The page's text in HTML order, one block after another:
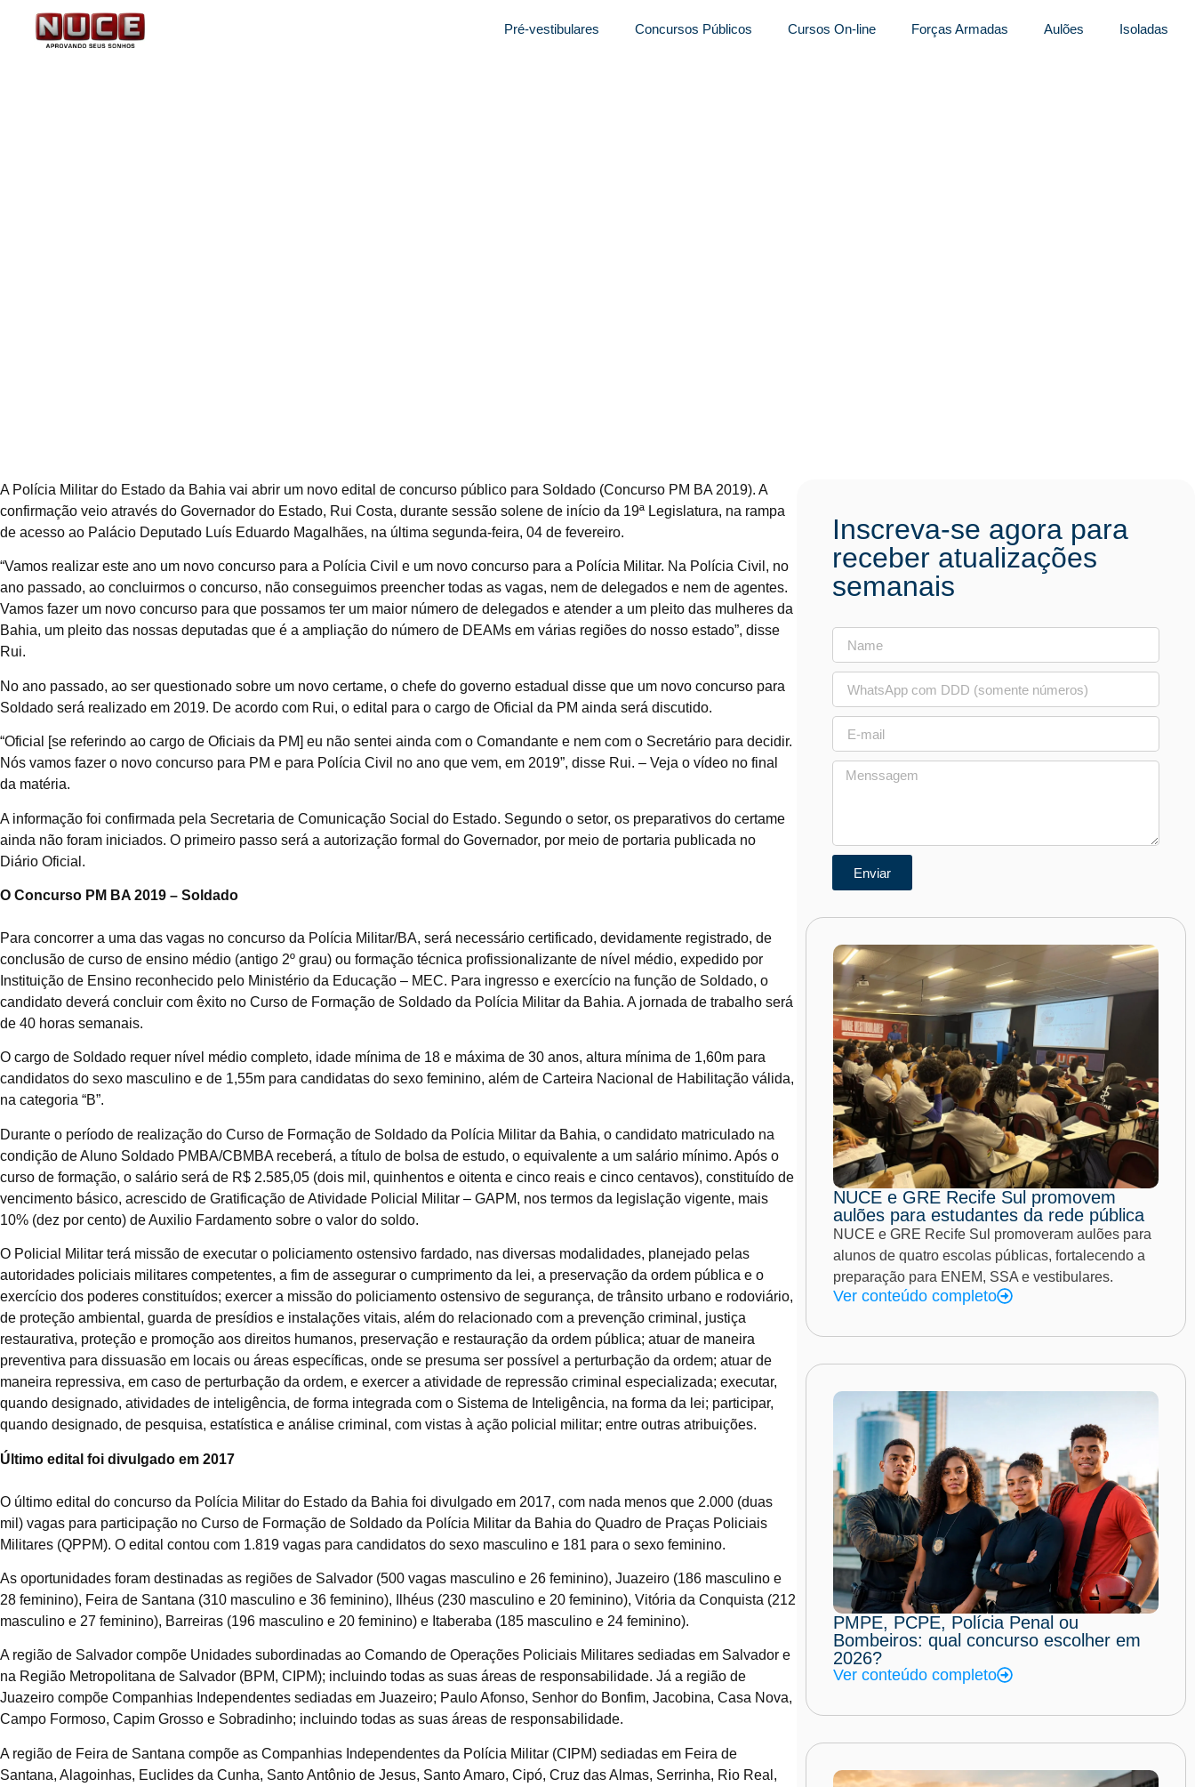
Pré-vestibulares Concursos Públicos Cursos On-line Forças Armadas Aulões Isoladas
A Polícia Militar do Estado da Bahia vai abrir um novo edital de concurso público para Soldado (Concurso PM BA 2019). A
confirmação veio através do Governador do Estado, Rui Costa, durante sessão solene de início da 19ª Legislatura, na rampa
de acesso ao Palácio Deputado Luís Eduardo Magalhães, na última segunda-feira, 04 de fevereiro.
“Vamos realizar este ano um novo concurso para a Polícia Civil e um novo concurso para a Polícia Militar. Na Polícia Civil, no
ano passado, ao concluirmos o concurso, não conseguimos preencher todas as vagas, nem de delegados e nem de agentes.
Vamos fazer um novo concurso para que possamos ter um maior número de delegados e atender a um pleito das mulheres da
Bahia, um pleito das nossas deputadas que é a ampliação do número de DEAMs em várias regiões do nosso estado”, disse
Rui.
No ano passado, ao ser questionado sobre um novo certame, o chefe do governo estadual disse que um novo concurso para
Soldado será realizado em 2019. De acordo com Rui, o edital para o cargo de Oficial da PM ainda será discutido.
“Oficial [se referindo ao cargo de Oficiais da PM] eu não sentei ainda com o Comandante e nem com o Secretário para decidir.
Nós vamos fazer o novo concurso para PM e para Polícia Civil no ano que vem, em 2019”, disse Rui. – Veja o vídeo no final
da matéria.
A informação foi confirmada pela Secretaria de Comunicação Social do Estado. Segundo o setor, os preparativos do certame
ainda não foram iniciados. O primeiro passo será a autorização formal do Governador, por meio de portaria publicada no
Diário Oficial.
O Concurso PM BA 2019 – Soldado
Para concorrer a uma das vagas no concurso da Polícia Militar/BA, será necessário certificado, devidamente registrado, de
conclusão de curso de ensino médio (antigo 2º grau) ou formação técnica profissionalizante de nível médio, expedido por
Instituição de Ensino reconhecido pelo Ministério da Educação – MEC. Para ingresso e exercício na função de Soldado, o
candidato deverá concluir com êxito no Curso de Formação de Soldado da Polícia Militar da Bahia. A jornada de trabalho será
de 40 horas semanais.
O cargo de Soldado requer nível médio completo, idade mínima de 18 e máxima de 30 anos, altura mínima de 1,60m para
candidatos do sexo masculino e de 1,55m para candidatas do sexo feminino, além de Carteira Nacional de Habilitação válida,
na categoria “B”.
Durante o período de realização do Curso de Formação de Soldado da Polícia Militar da Bahia, o candidato matriculado na
condição de Aluno Soldado PMBA/CBMBA receberá, a título de bolsa de estudo, o equivalente a um salário mínimo. Após o
curso de formação, o salário será de R$ 2.585,05 (dois mil, quinhentos e oitenta e cinco reais e cinco centavos), constituído de
vencimento básico, acrescido de Gratificação de Atividade Policial Militar – GAPM, nos termos da legislação vigente, mais
10% (dez por cento) de Auxilio Fardamento sobre o valor do soldo.
O Policial Militar terá missão de executar o policiamento ostensivo fardado, nas diversas modalidades, planejado pelas
autoridades policiais militares competentes, a fim de assegurar o cumprimento da lei, a preservação da ordem pública e o
exercício dos poderes constituídos; exercer a missão do policiamento ostensivo de segurança, de trânsito urbano e rodoviário,
de proteção ambiental, guarda de presídios e instalações vitais, além do relacionado com a prevenção criminal, justiça
restaurativa, proteção e promoção aos direitos humanos, preservação e restauração da ordem pública; atuar de maneira
preventiva para dissuasão em locais ou áreas específicas, onde se presuma ser possível a perturbação da ordem; atuar de
maneira repressiva, em caso de perturbação da ordem, e exercer a atividade de repressão criminal especializada; executar,
quando designado, atividades de inteligência, de forma integrada com o Sistema de Inteligência, na forma da lei; participar,
quando designado, de pesquisa, estatística e análise criminal, com vistas à ação policial militar; entre outras atribuições.
Último edital foi divulgado em 2017
O último edital do concurso da Polícia Militar do Estado da Bahia foi divulgado em 2017, com nada menos que 2.000 (duas
mil) vagas para participação no Curso de Formação de Soldado da Polícia Militar da Bahia do Quadro de Praças Policiais
Militares (QPPM). O edital contou com 1.819 vagas para candidatos do sexo masculino e 181 para o sexo feminino.
As oportunidades foram destinadas as regiões de Salvador (500 vagas masculino e 26 feminino), Juazeiro (186 masculino e
28 feminino), Feira de Santana (310 masculino e 36 feminino), Ilhéus (230 masculino e 20 feminino), Vitória da Conquista (212
masculino e 27 feminino), Barreiras (196 masculino e 20 feminino) e Itaberaba (185 masculino e 24 feminino).
A região de Salvador compõe Unidades subordinadas ao Comando de Operações Policiais Militares sediadas em Salvador e
na Região Metropolitana de Salvador (BPM, CIPM); incluindo todas as suas áreas de responsabilidade. Já a região de
Juazeiro compõe Companhias Independentes sediadas em Juazeiro; Paulo Afonso, Senhor do Bonfim, Jacobina, Casa Nova,
Campo Formoso, Capim Grosso e Sobradinho; incluindo todas as suas áreas de responsabilidade.
A região de Feira de Santana compõe as Companhias Independentes da Polícia Militar (CIPM) sediadas em Feira de
Santana, Alagoinhas, Euclides da Cunha, Santo Antônio de Jesus, Santo Amaro, Cipó, Cruz das Almas, Serrinha, Rio Real,
Inscreva-se agora para
receber atualizações
semanais
Enviar
NUCE e GRE Recife Sul promovem
aulões para estudantes da rede pública
NUCE e GRE Recife Sul promoveram aulões para
alunos de quatro escolas públicas, fortalecendo a
preparação para ENEM, SSA e vestibulares.
Ver conteúdo completo
PMPE, PCPE, Polícia Penal ou
Bombeiros: qual concurso escolher em
2026?
Ver conteúdo completo